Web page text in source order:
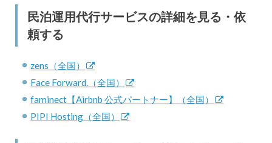
民泊運用代行サービスの詳細を見る・依
頼する
zens（全国）
Face Forward.（全国）
faminect【Airbnb 公式パートナー】（全国）
PIPI Hosting（全国）